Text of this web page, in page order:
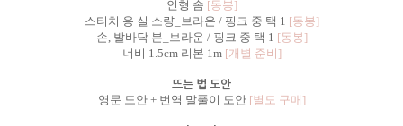
인형 솜 [동봉]
스티치 용 실 소량_브라운 / 핑크 중 택 1 [동봉]
손, 발바닥 본_브라운 / 핑크 중 택 1 [동봉]
너비 1.5cm 리본 1m [개별 준비]
뜨는 법 도안
영문 도안 + 번역 말풀이 도안 [별도 구매]